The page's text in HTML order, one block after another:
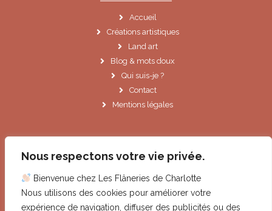
Nous respectons votre vie privée.
Bienvenue chez Les Flâneries de Charlotte
Nous utilisons des cookies pour améliorer votre
expérience de navigation, diffuser des publicités ou des
Accueil
Créations artistiques
Land art
Blog & mots doux
Qui suis-je ?
Contact
Mentions légales
Informations
Le Cannet (06)
contact@lesflaneriesdecharlotte.fr